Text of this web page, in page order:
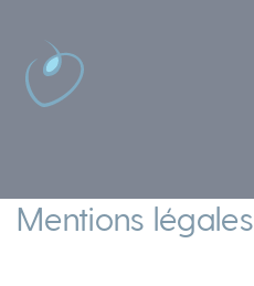
Aller au contenu principal
Mentions légales